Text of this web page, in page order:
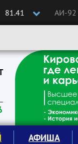
81.41 АИ-92
АФИША